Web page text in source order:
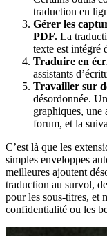
traduction en
Gérer les
PDF. La
texte est intégré
Traduire en
assistants
Travailler sur
désordonnée.
graphiques, une
forum, et la
C’est là que les
simples enveloppes
meilleures ajoutent
traduction au survol,
pour les sous-titres, et
confidentialité ou les